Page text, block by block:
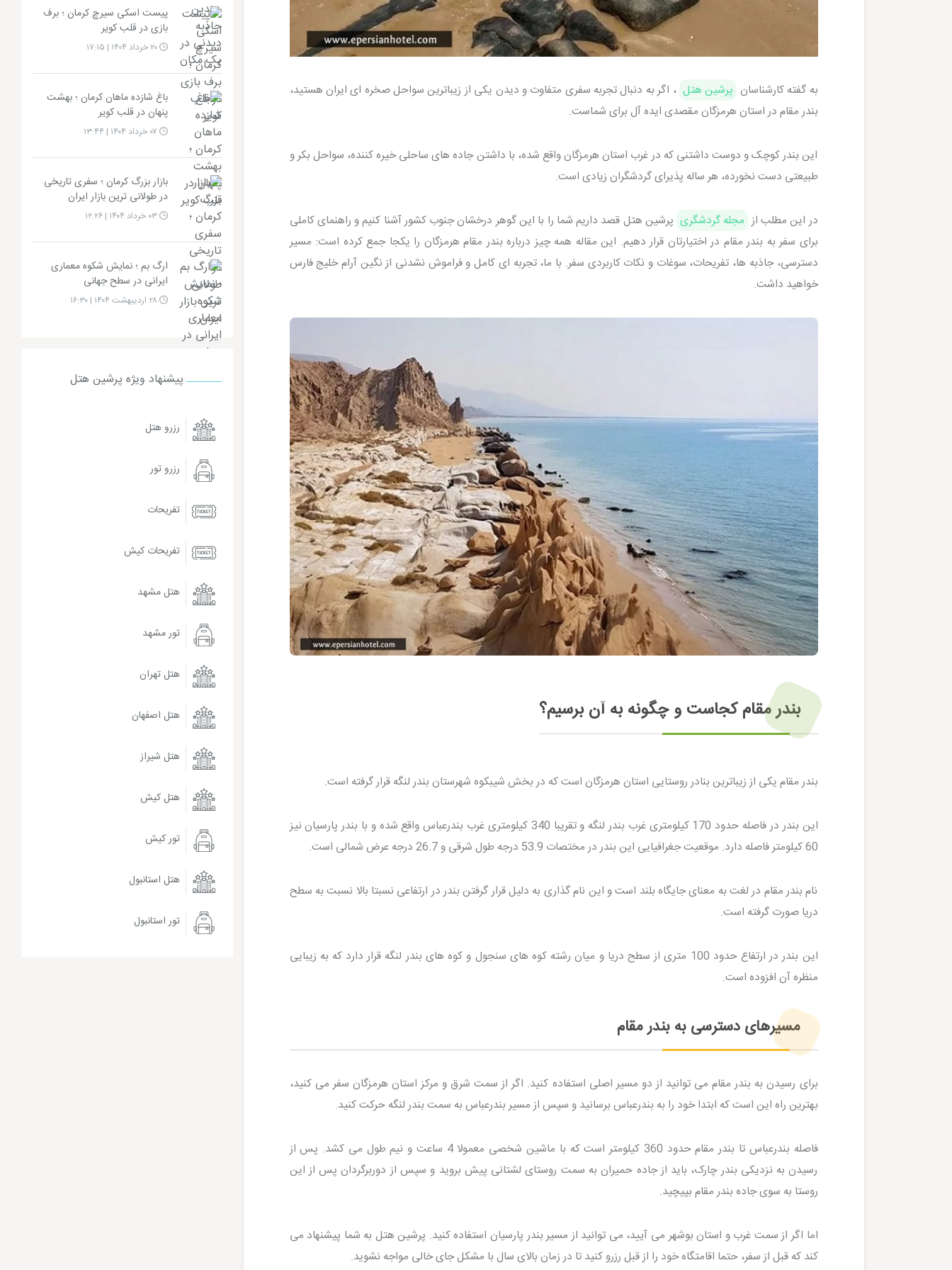
به گفته کارشناسان پرشین هتل ، اگر به دنبال تجربه سفری متفاوت و دیدن یکی از زیباترین سواحل صخره ای ایران هستید،
بندر مقام در استان هرمزگان مقصدی ایده آل برای شماست.
این بندر کوچک و دوست داشتنی که در غرب استان هرمزگان واقع شده، با داشتن جاده های ساحلی خیره کننده، سواحل بکر و
طبیعتی دست نخورده، هر ساله پذیرای گردشگران زیادی است.
در این مطلب از مجله گردشگری پرشین هتل قصد داریم شما را با این گوهر درخشان جنوب کشور آشنا کنیم و راهنمای کاملی
برای سفر به بندر مقام در اختیارتان قرار دهیم. این مقاله همه چیز درباره بندر مقام هرمزگان را یکجا جمع کرده است: مسیر
دسترسی، جاذبه ها، تفریحات، سوغات و نکات کاربردی سفر. با ما، تجربه ای کامل و فراموش نشدنی از نگین آرام خلیج فارس
خواهید داشت.
بندر مقام کجاست و چگونه به آن برسیم؟
بندر مقام یکی از زیباترین بنادر روستایی استان هرمزگان است که در بخش شیبکوه شهرستان بندر لنگه قرار گرفته است.
این بندر در فاصله حدود 170 کیلومتری غرب بندر لنگه و تقریبا 340 کیلومتری غرب بندرعباس واقع شده و با بندر پارسیان نیز
60 کیلومتر فاصله دارد. موقعیت جغرافیایی این بندر در مختصات 53.9 درجه طول شرقی و 26.7 درجه عرض شمالی است.
نام بندر مقام در لغت به معنای جایگاه بلند است و این نام گذاری به دلیل قرار گرفتن بندر در ارتفاعی نسبتا بالا نسبت به سطح
دریا صورت گرفته است.
این بندر در ارتفاع حدود 100 متری از سطح دریا و میان رشته کوه های سنجول و کوه های بندر لنگه قرار دارد که به زیبایی
منظره آن افزوده است.
مسیرهای دسترسی به بندر مقام
برای رسیدن به بندر مقام می توانید از دو مسیر اصلی استفاده کنید. اگر از سمت شرق و مرکز استان هرمزگان سفر می کنید،
بهترین راه این است که ابتدا خود را به بندرعباس برسانید و سپس از مسیر بندرعباس به سمت بندر لنگه حرکت کنید.
فاصله بندرعباس تا بندر مقام حدود 360 کیلومتر است که با ماشین شخصی معمولا 4 ساعت و نیم طول می کشد. پس از
رسیدن به نزدیکی بندر چارک، باید از جاده حمیران به سمت روستای لشتانی پیش بروید و سپس از دوربرگردان پس از این
روستا به سوی جاده بندر مقام بپیچید.
اما اگر از سمت غرب و استان بوشهر می آیید، می توانید از مسیر بندر پارسیان استفاده کنید. پرشین هتل به شما پیشنهاد می
کند که قبل از سفر، حتما اقامتگاه خود را از قبل رزرو کنید تا در زمان بالای سال با مشکل جای خالی مواجه نشوید.
پیست اسکی سیرچ کرمان ؛ برف
بازی در قلب کویر
۲۰ خرداد ۱۴۰۴ | ۱۷:۱۵
باغ شازده ماهان کرمان ؛ بهشت
پنهان در قلب کویر
بازار بزرگ کرمان ؛ سفری تاریخی
در طولانی‌ ترین بازار ایران
۰۳ خرداد ۱۴۰۴ | ۱۲:۲۶
ارگ بم ؛ نمایش شکوه معماری
ایرانی در سطح جهانی
پیشنهاد ویژه پرشین هتل
رزرو هتل
رزرو تور
تفریحات
تفریحات کیش
هتل مشهد
تور مشهد
هتل تهران
هتل اصفهان
هتل شیراز
هتل کیش
تور کیش
هتل استانبول
تور استانبول